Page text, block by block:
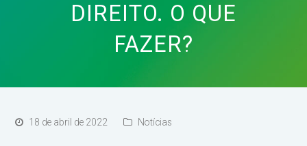
DIREITO. O QUE
FAZER?
18 de abril de 2022 Notícias